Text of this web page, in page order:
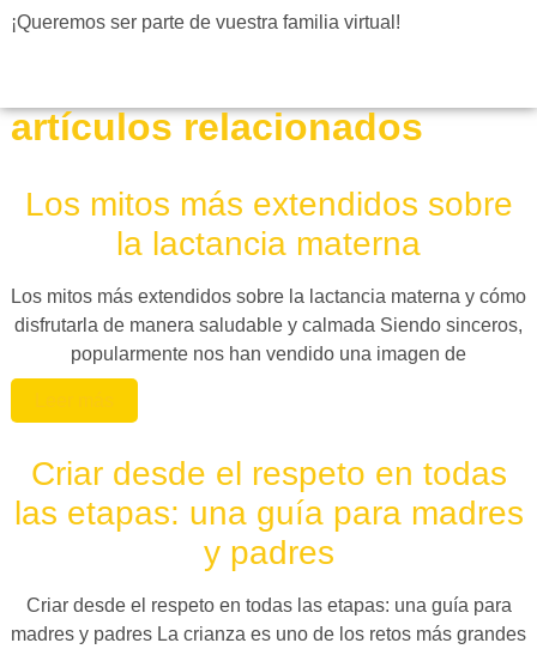
¡Queremos ser parte de vuestra familia virtual!
artículos relacionados
Los mitos más extendidos sobre
la lactancia materna
Los mitos más extendidos sobre la lactancia materna y cómo
disfrutarla de manera saludable y calmada Siendo sinceros,
popularmente nos han vendido una imagen de
Criar desde el respeto en todas
las etapas: una guía para madres
y padres
Criar desde el respeto en todas las etapas: una guía para
madres y padres​ La crianza es uno de los retos más grandes